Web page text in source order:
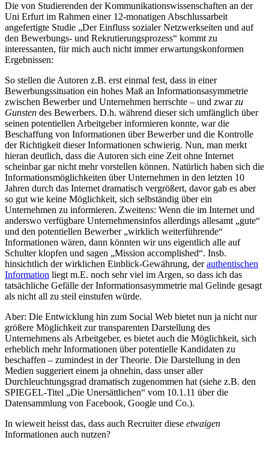
Die von Studierenden der Kommunikationswissenschaften an der
Uni Erfurt im Rahmen einer 12-monatigen Abschlussarbeit
angefertigte Studie „Der Einfluss sozialer Netzwerkseiten und auf
den Bewerbungs- und Rekrutierungsprozess“ kommt zu
interessanten, für mich auch nicht immer erwartungskonformen
Ergebnissen:
So stellen die Autoren z.B. erst einmal fest, dass in einer
Bewerbungssituation ein hohes Maß an Informationsasymmetrie
zwischen Bewerber und Unternehmen herrschte – und zwarzu
Gunsten des Bewerbers. D.h. während dieser sich umfänglich über
seinen potentiellen Arbeitgeber informieren konnte, war die
Beschaffung von Informationen über Bewerber und die Kontrolle
der Richtigkeit dieser Informationen schwierig. Nun, man merkt
hieran deutlich, dass die Autoren sich eine Zeit ohne Internet
scheinbar gar nicht mehr vorstellen können. Natürlich haben sich die
Informationsmöglichkeiten über Unternehmen in den letzten 10
Jahren durch das Internet dramatisch vergrößert, davor gab es aber
so gut wie keine Möglichkeit, sich selbständig über ein
Unternehmen zu informieren. Zweitens: Wenn die im Internet und
anderswo verfügbare Unternehmensinfos allerdings allesamt „gute“
und den potentiellen Bewerber „wirklich weiterführende“
Informationen wären, dann könnten wir uns eigentlich alle auf
Schulter klopfen und sagen „Mission accomplished“. Insb.
hinsichtlich der wirklichen Einblick-Gewährung, derauthentischen
Information liegt m.E. noch sehr viel im Argen, so dass ich das
tatsächliche Gefälle der Informationsasymmetrie mal Gelinde gesagt
als nicht all zu steil einstufen würde.
Aber: Die Entwicklung hin zum Social Web bietet nun ja nicht nur
größere Möglichkeit zur transparenten Darstellung des
Unternehmens als Arbeitgeber, es bietet auch die Möglichkeit, sich
erheblich mehr Informationen über potentielle Kandidaten zu
beschaffen – zumindest in der Theorie. Die Darstellung in den
Medien suggeriert einem ja ohnehin, dass unser aller
Durchleuchtungsgrad dramatisch zugenommen hat (siehe z.B. den
SPIEGEL-Titel „Die Unersättlichen“ vom 10.1.11 über die
Datensammlung von Facebook, Google und Co.).
In wieweit heisst das, dass auch Recruiter diese etwaigen
Informationen auch nutzen?